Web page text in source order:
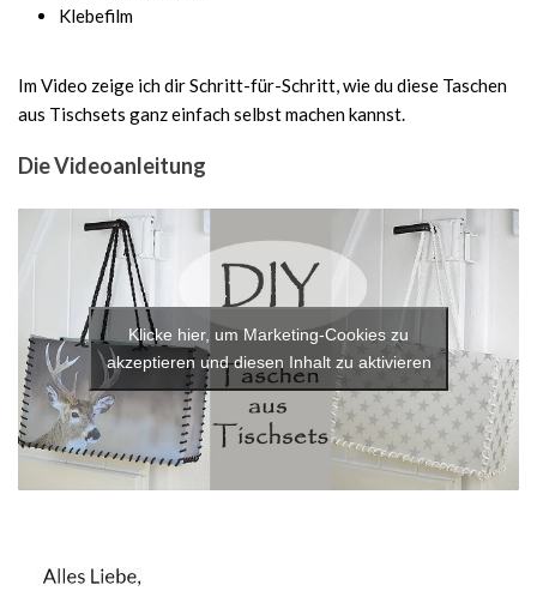
Klebefilm
Im Video zeige ich dir Schritt-für-Schritt, wie du diese Taschen
aus Tischsets ganz einfach selbst machen kannst.
Die Videoanleitung
Klicke hier, um Marketing-Cookies zu
akzeptieren und diesen Inhalt zu aktivieren